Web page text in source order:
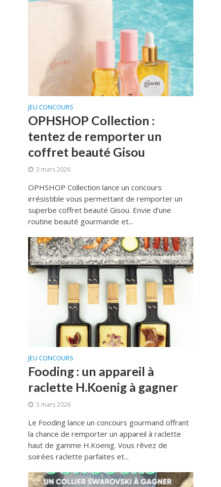
JEU CONCOURS
OPHSHOP Collection :
tentez de remporter un
coffret beauté Gisou
3 mars 2026
OPHSHOP Collection lance un concours
irrésistible vous permettant de remporter un
superbe coffret beauté Gisou. Envie d’une
routine beauté gourmande et...
JEU CONCOURS
Fooding : un appareil à
raclette H.Koenig à gagner
3 mars 2026
Le Fooding lance un concours gourmand offrant
la chance de remporter un appareil à raclette
haut de gamme H.Koenig. Vous rêvez de
soirées raclette parfaites et...